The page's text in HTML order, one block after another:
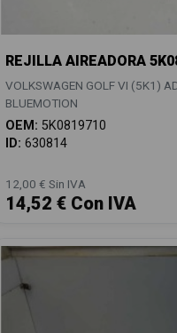
REJILLA AIREADORA
VOLKSWAGEN GOLF VI (5K1)
BLUEMOTION
OEM: 5K0819710
ID: 630814
12,00 € Sin IVA
14,52 € Con IVA